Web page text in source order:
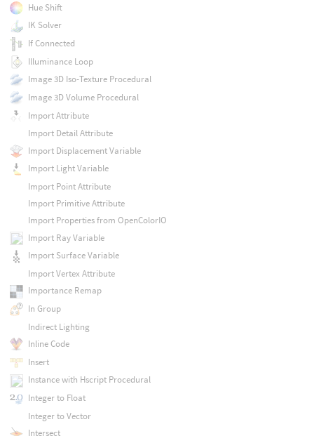
Hue Shift
IK Solver
If Connected
Illuminance Loop
Image 3D Iso-Texture Procedural
Image 3D Volume Procedural
Import Attribute
Import Detail Attribute
Import Displacement Variable
Import Light Variable
Import Point Attribute
Import Primitive Attribute
Import Properties from OpenColorIO
Import Ray Variable
Import Surface Variable
Import Vertex Attribute
Importance Remap
In Group
Indirect Lighting
Inline Code
Insert
Instance with Hscript Procedural
Integer to Float
Integer to Vector
Intersect